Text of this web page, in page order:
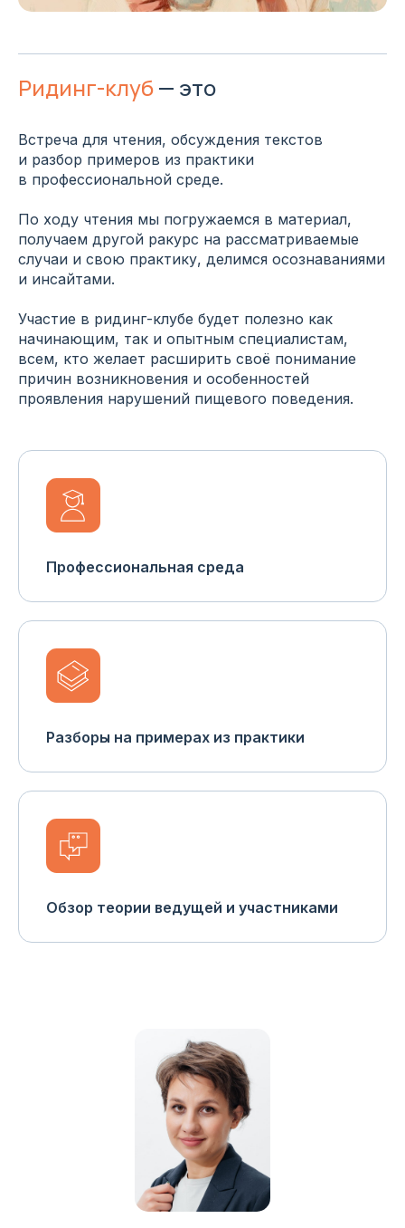
Ридинг-клуб— это
Встреча для чтения, обсуждения текстов
и разбор примеров из практики
в профессиональной среде.
По ходу чтения мы погружаемся в материал,
получаем другой ракурс на рассматриваемые
случаи и свою практику, делимся осознаваниями
и инсайтами.
Участие в ридинг-клубе будет полезно как
начинающим, так и опытным специалистам,
всем, кто желает расширить своё понимание
причин возникновения и особенностей
проявления нарушений пищевого поведения.
Профессиональная среда
Разборы на примерах из практики
Обзор теории ведущей и участниками